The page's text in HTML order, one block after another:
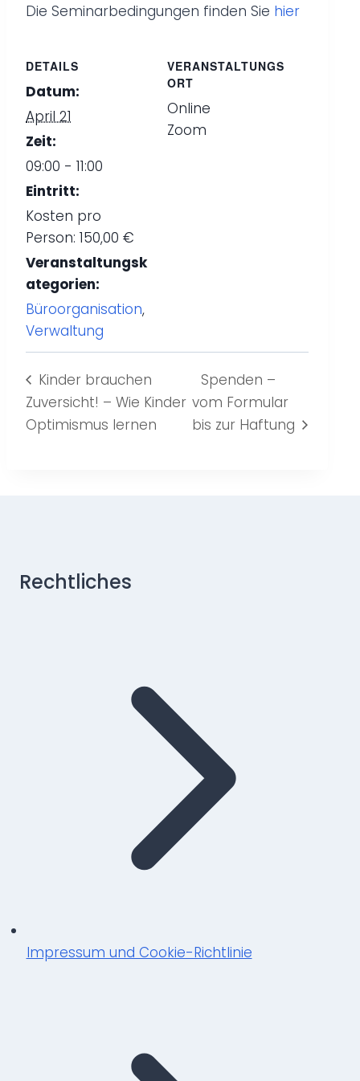
Die Seminarbedingungen finden Sie hier
DETAILS
Datum:
April 21
Zeit:
09:00 - 11:00
Eintritt:
Kosten pro
Person: 150,00 €
Veranstaltungsk
ategorien:
Büroorganisation,
Verwaltung
VERANSTALTUNGS
ORT
Online
Zoom
Kinder brauchen
Zuversicht! – Wie Kinder
Optimismus lernen
Spenden –
vom Formular
bis zur Haftung
Rechtliches
Impressum und Cookie-Richtlinie